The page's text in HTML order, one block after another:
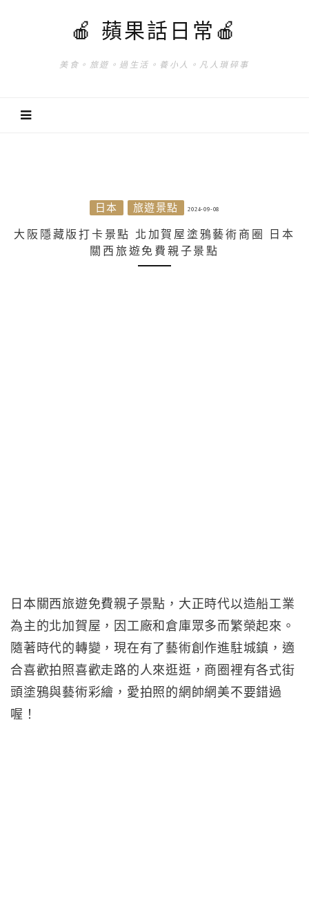
🍎 蘋果話日常🍎
美食。旅遊。過生活。養小人。凡人瑣碎事
日本 旅遊景點 2024-09-08
大阪隱藏版打卡景點 北加賀屋塗鴉藝術商圈 日本
關西旅遊免費親子景點
日本關西旅遊免費親子景點，大正時代以造船工業
為主的北加賀屋，因工廠和倉庫眾多而繁榮起來。
隨著時代的轉變，現在有了藝術創作進駐城鎮，適
合喜歡拍照喜歡走路的人來逛逛，商圈裡有各式街
頭塗鴉與藝術彩繪，愛拍照的網帥網美不要錯過
喔！